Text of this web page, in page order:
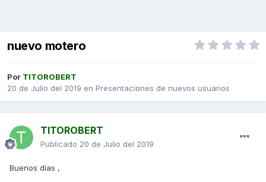
nuevo motero
Por TITOROBERT
20 de Julio del 2019 en Presentaciones de nuevos usuarios
TITOROBERT
Publicado 20 de Julio del 2019
Buenos días ,